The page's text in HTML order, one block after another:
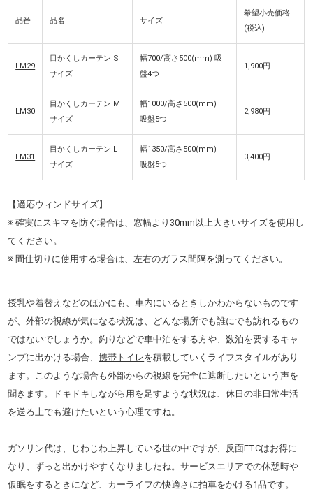
品番 品名 サイズ
希望小売価格
(税込)
LM29
目かくしカーテン S
サイズ
幅700/高さ500(mm) 吸
盤4つ
1,900円
LM30
目かくしカーテン M
サイズ
幅1000/高さ500(mm)
吸盤5つ
2,980円
LM31
目かくしカーテン L
サイズ
幅1350/高さ500(mm)
吸盤5つ
3,400円
【適応ウィンドサイズ】
※ 確実にスキマを防ぐ場合は、窓幅より30mm以上大きいサイズを使用し
てください。
※ 間仕切りに使用する場合は、左右のガラス間隔を測ってください。
授乳や着替えなどのほかにも、車内にいるときしかわからないものです
が、外部の視線が気になる状況は、どんな場所でも誰にでも訪れるもの
ではないでしょうか。釣りなどで車中泊をする方や、数泊を要するキャ
ンプに出かける場合、携帯トイレを積載していくライフスタイルがあり
ます。このような場合も外部からの視線を完全に遮断したいという声を
聞きます。ドキドキしながら用を足すような状況は、休日の非日常生活
を送る上でも避けたいという心理ですね。
ガソリン代は、じわじわ上昇している世の中ですが、反面ETCはお得に
なり、ずっと出かけやすくなりましたね。サービスエリアでの休憩時や
仮眠をするときになど、カーライフの快適さに拍車をかける1品です。